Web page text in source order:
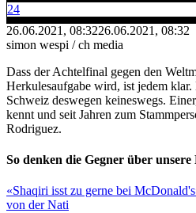
24
26.06.2021, 08:3226.06.2021, 08:32
simon wespi / ch media
Dass der Achtelfinal gegen den
Herkulesaufgabe wird, ist jedem
Schweiz deswegen keineswegs.
kennt und seit Jahren zum
Rodriguez.
So denken die Gegner über unsere
«Shaqiri isst zu gerne bei
von der Nati